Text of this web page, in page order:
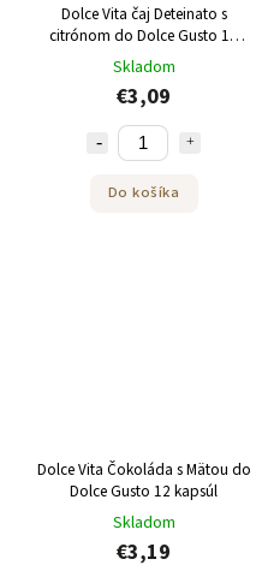
Dolce Vita čaj Deteinato s
citrónom do Dolce Gusto 12
kusov kapsúl
Skladom
€3,09
Do košíka
Dolce Vita Čokoláda s Mätou do
Dolce Gusto 12 kapsúl
Skladom
€3,19